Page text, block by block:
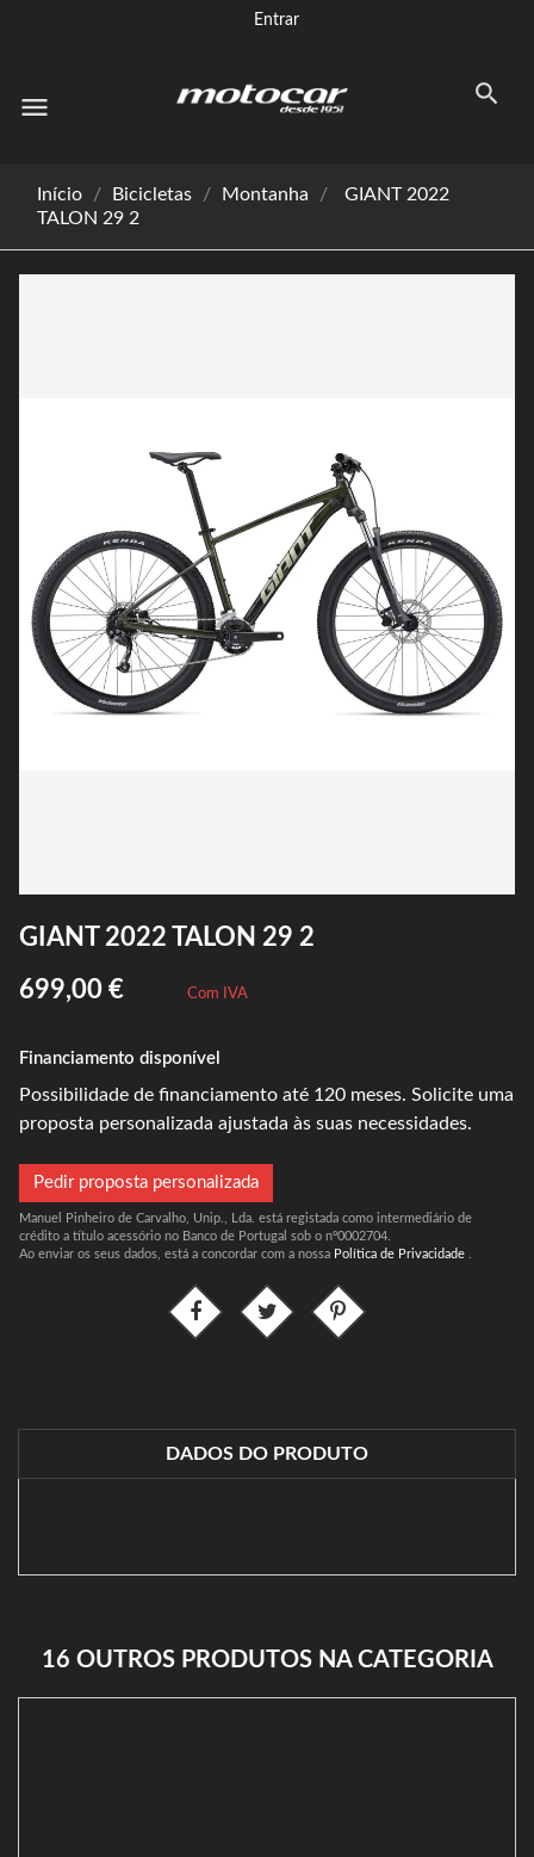
Entrar
menu
Início Bicicletas Montanha
GIANT 2022
TALON 29 2
GIANT 2022 TALON 29 2
699,00 €
Com IVA
Financiamento disponível
Possibilidade de financiamento até 120 meses. Solicite uma
proposta personalizada ajustada às suas necessidades.
Pedir proposta personalizada
Manuel Pinheiro de Carvalho, Unip., Lda. está registada como intermediário de
crédito a título acessório no Banco de Portugal sob o nº0002704.
Ao enviar os seus dados, está a concordar com a nossa Política de Privacidade
DADOS DO PRODUTO
16 OUTROS PRODUTOS NA CATEGORIA